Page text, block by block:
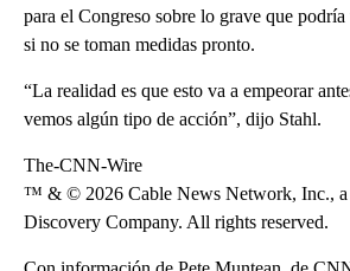
para el Congreso sobre lo grave que
si no se toman medidas pronto.
“La realidad es que esto va a empeorar
vemos algún tipo de acción”, dijo Stahl.
The-CNN-Wire
™ & © 2026 Cable News Network, Inc., a
Discovery Company. All rights reserved.